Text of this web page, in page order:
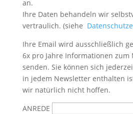
an.
Ihre Daten behandeln wir
vertraulich. (siehe
Ihre Email wird ausschließlich
6x pro Jahre Informationen zum
senden. Sie können sich
in jedem Newsletter enthalten
wir natürlich nicht hoffen.
ANREDE